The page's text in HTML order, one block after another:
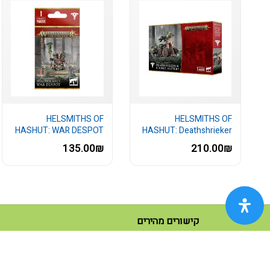
HELSMITHS OF
HASHUT: Deathshrieker
Rocket Battery...
210.00₪
HELSMITHS OF
HASHUT: WAR DESPOT
135.00₪
קישורים מהירים
ראשי(current)